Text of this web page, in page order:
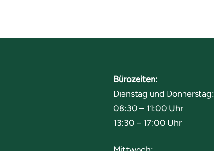
Bürozeiten:
Dienstag und Donnerstag:
08:30 – 11:00 Uhr
13:30 – 17:00 Uhr